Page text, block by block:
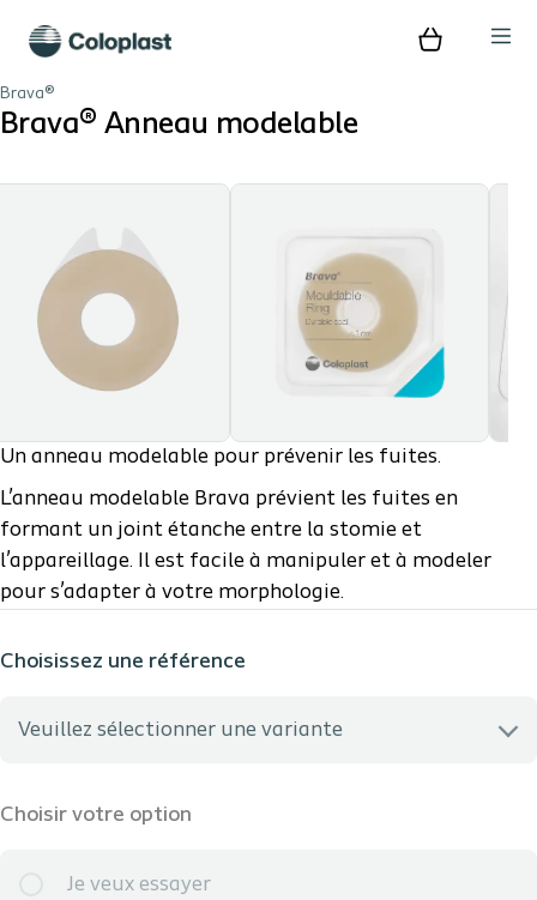
Brava®
Brava® Anneau modelable
Un anneau modelable pour prévenir les fuites.
L’anneau modelable Brava prévient les fuites en
formant un joint étanche entre la stomie et
l’appareillage. Il est facile à manipuler et à modeler
pour s’adapter à votre morphologie.
Choisissez une référence
Veuillez sélectionner une variante
J’ai besoin d’aide pour sélectionner la meilleure option
120307 - PH Code: 5329236
Choisir votre option
Je veux essayer